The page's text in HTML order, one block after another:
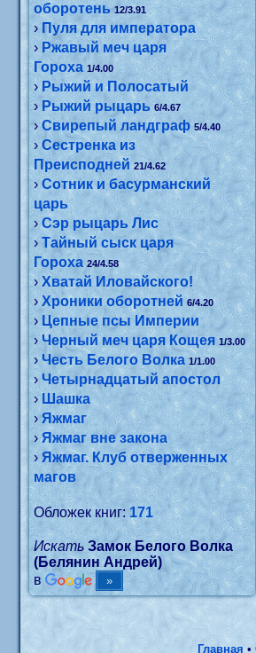
оборотень 12/3.91
›Пуля для императора
› Ржавый меч царя
Гороха 1/4.00
›Рыжий и Полосатый
› Рыжий рыцарь 6/4.67
›Свирепый ландграф 5/4.40
›Сестренка из
Преисподней 21/4.62
›Сотник и басурманский
царь
›Сэр рыцарь Лис
›Тайный сыск царя
Гороха 24/4.58
›Хватай Иловайского!
›Хроники оборотней 6/4.20
› Цепные псы Империи
›Черный меч царя Кощея 1/3.00
›Честь Белого Волка 1/1.00
›Четырнадцатый апостол
›Шашка
›Яжмаг
›Яжмаг вне закона
›Яжмаг. Клуб отверженных
магов
Обложек книг: 171
Искать Замок Белого Волка
(Белянин Андрей)
в
Главная•